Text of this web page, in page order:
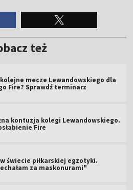
też
mecze Lewandowskiego dla
Fire? Sprawdź terminarz
kontuzja kolegi Lewandowskiego.
Fire
świecie piłkarskiej egzotyki.
za maskonurami"